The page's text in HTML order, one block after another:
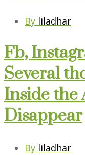
By liladhar
Fb,
Several
Inside the
Disappear
By liladhar